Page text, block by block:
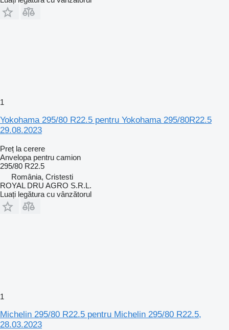
1
Yokohama 295/80 R22.5 pentru Yokohama 295/80R22.5
29.08.2023
Preț la cerere
Anvelopa pentru camion
295/80 R22.5
România, Cristesti
ROYAL DRU AGRO S.R.L.
Luați legătura cu vânzătorul
1
Michelin 295/80 R22.5 pentru Michelin 295/80 R22.5,
28.03.2023